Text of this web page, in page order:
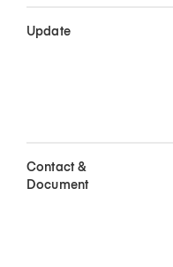
Update
Contact &
Document